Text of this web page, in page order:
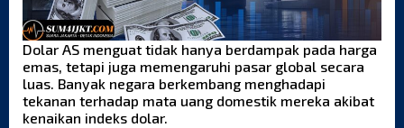
Dolar AS menguat tidak hanya berdampak pada harga
emas, tetapi juga memengaruhi pasar global secara
luas. Banyak negara berkembang menghadapi
tekanan terhadap mata uang domestik mereka akibat
kenaikan indeks dolar.